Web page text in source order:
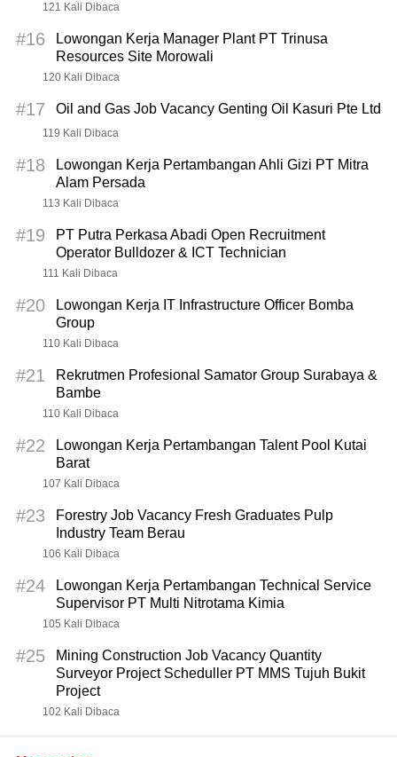
121 Kali Dibaca
#16
Lowongan Kerja Manager Plant PT Trinusa
Resources Site Morowali
120 Kali Dibaca
#17 Oil and Gas Job Vacancy Genting Oil Kasuri Pte Ltd
119 Kali Dibaca
#18
Lowongan Kerja Pertambangan Ahli Gizi PT Mitra
Alam Persada
113 Kali Dibaca
#19
PT Putra Perkasa Abadi Open Recruitment
Operator Bulldozer & ICT Technician
111 Kali Dibaca
#20
Lowongan Kerja IT Infrastructure Officer Bomba
Group
110 Kali Dibaca
#21
Rekrutmen Profesional Samator Group Surabaya &
Bambe
110 Kali Dibaca
#22
Lowongan Kerja Pertambangan Talent Pool Kutai
Barat
107 Kali Dibaca
#23
Forestry Job Vacancy Fresh Graduates Pulp
Industry Team Berau
106 Kali Dibaca
#24
Lowongan Kerja Pertambangan Technical Service
Supervisor PT Multi Nitrotama Kimia
105 Kali Dibaca
#25
Mining Construction Job Vacancy Quantity
Surveyor Project Scheduller PT MMS Tujuh Bukit
Project
102 Kali Dibaca